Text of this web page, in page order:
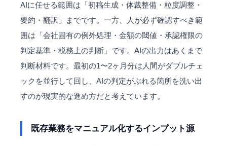
AIに任せる範囲は「初稿生成・体裁整備・粒度調整・
要約・翻訳」までです。一方、人が必ず確認すべき範
囲は「会社固有の例外処理・金額の閾値・承認権限の
判定基準・税務上の判断」です。AIの出力はあくまで
判断材料です。最初の1〜2ヶ月分は人間がダブルチェ
ックを並行して回し、AIの判定がぶれる箇所を洗い出
すのが現実的な進め方だと考えています。
既存業務をマニュアル化するインプット源